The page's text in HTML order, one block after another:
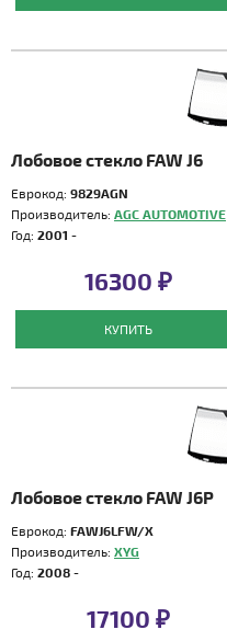
Лобовое стекло FAW J6
Еврокод: 9829AGN
Производитель: AGC AUTOMOTIVE
Год: 2001 -
16300 ₽
КУПИТЬ
Лобовое стекло FAW J6P
Еврокод: FAWJ6LFW/X
Производитель: XYG
Год: 2008 -
17100 ₽